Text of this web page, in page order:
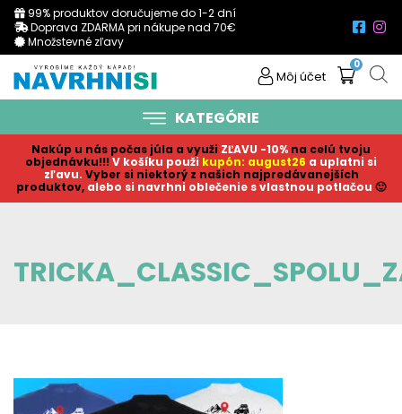
99% produktov doručujeme do 1-2 dní
Doprava ZDARMA pri nákupe nad 70€
Množstevné zľavy
Môj účet
0
KATEGÓRIE
Nakúp u nás počas júla a využi ZĽAVU -10% na celú tvoju
objednávku!!! V košíku použi kupón: august26 a uplatni si
zľavu. Vyber si niektorý z našich najpredávanejších
produktov, alebo si navrhni oblečenie s vlastnou potlačou 🙂